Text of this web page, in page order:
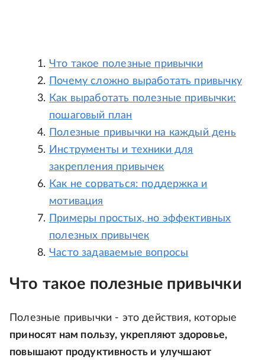
Что такое полезные привычки
Почему сложно выработать привычку
Как выработать полезные привычки:
пошаговый план
Полезные привычки на каждый день
Инструменты и техники для
закрепления привычек
Как не сорваться: поддержка и
мотивация
Примеры простых, но эффективных
полезных привычек
Часто задаваемые вопросы
Что такое полезные привычки
Полезные привычки - это действия, которые
приносят нам пользу, укрепляют здоровье,
повышают продуктивность и улучшают